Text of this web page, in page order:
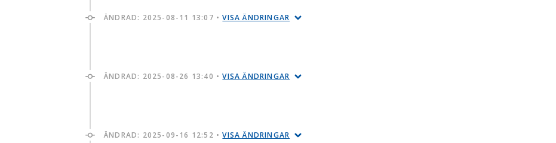
ÄNDRAD: 2025-08-11 13:07 •VISA ÄNDRINGAR
ÄNDRAD: 2025-08-26 13:40 •VISA ÄNDRINGAR
ÄNDRAD: 2025-09-16 12:52 •VISA ÄNDRINGAR